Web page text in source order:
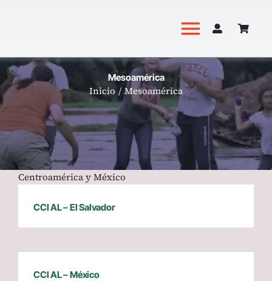
Toggle
Academia
Productos
Revista Hoguera
Mesoamérica
Inicio Mesoamérica
Centroamérica y México
CCI AL – El Salvador
CCI AL – México